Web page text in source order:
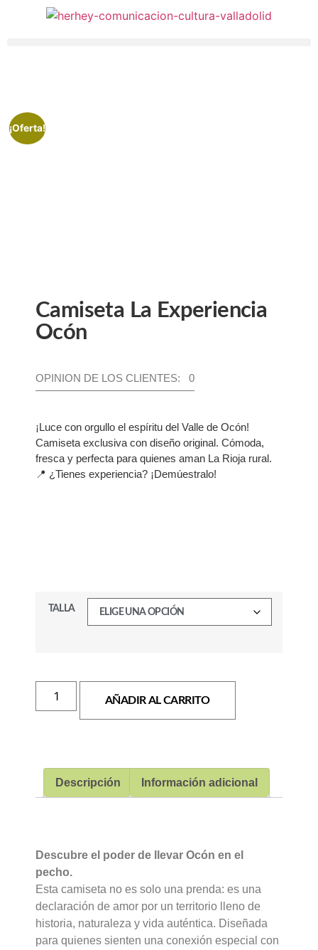
¡Oferta!
Camiseta La Experiencia
Ocón
OPINION DE LOS CLIENTES: 0
¡Luce con orgullo el espíritu del Valle de Ocón!
Camiseta exclusiva con diseño original. Cómoda,
fresca y perfecta para quienes aman La Rioja rural.
📍 ¿Tienes experiencia? ¡Demúestralo!
TALLA
AÑADIR AL CARRITO
Descripción Información adicional
Descubre el poder de llevar Ocón en el
pecho.
Esta camiseta no es solo una prenda: es una
declaración de amor por un territorio lleno de
historia, naturaleza y vida auténtica. Diseñada
para quienes sienten una conexión especial con